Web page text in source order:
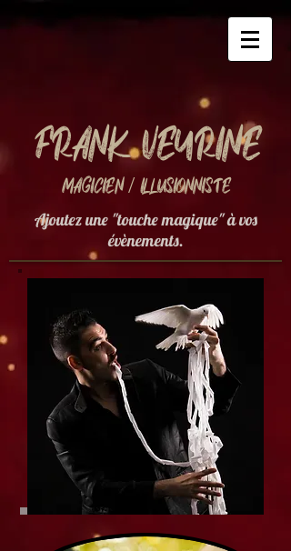
Frank Veyrine
Magicien / Illusionniste
Ajoutez une "touche magique" à vos
évènements.